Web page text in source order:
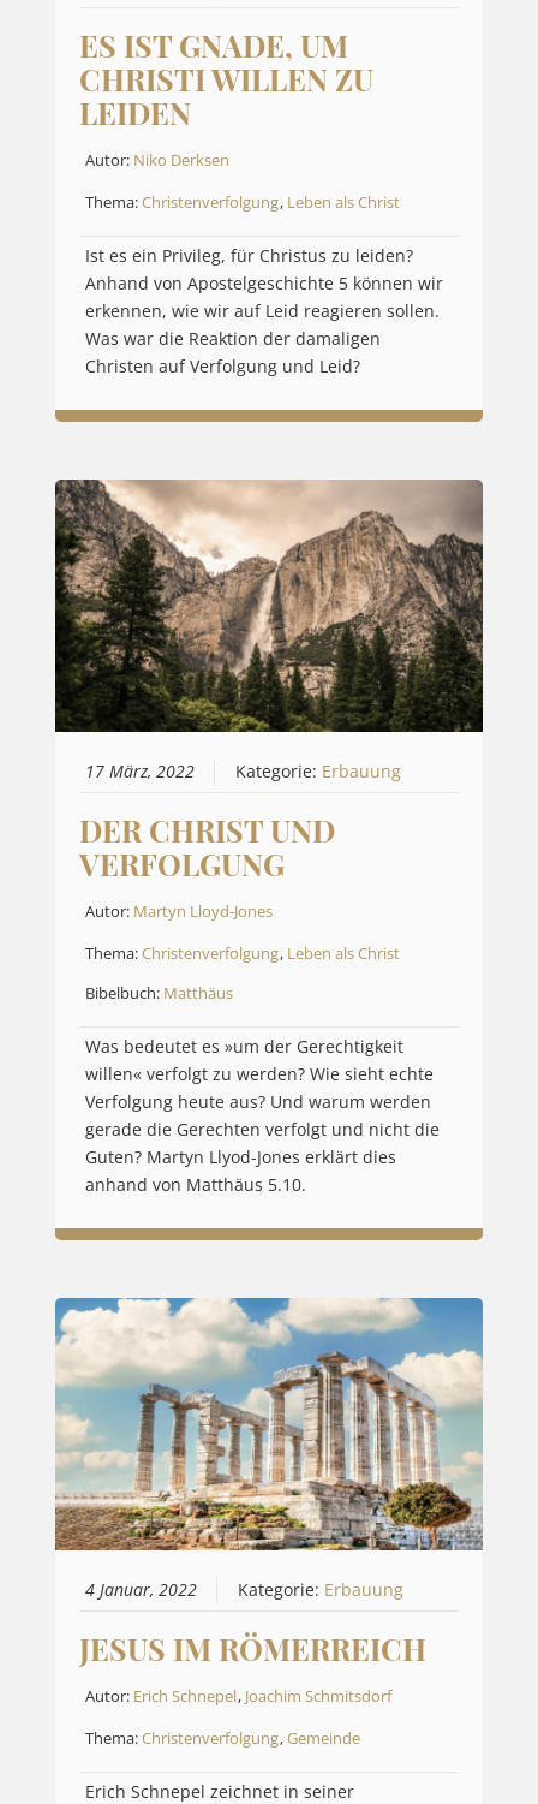
ES IST GNADE, UM
CHRISTI WILLEN ZU
LEIDEN
Autor: Niko Derksen
Thema:Christenverfolgung, Leben als Christ
Ist es ein Privileg, für Christus zu leiden?
Anhand von Apostelgeschichte 5 können wir
erkennen, wie wir auf Leid reagieren sollen.
Was war die Reaktion der damaligen
Christen auf Verfolgung und Leid?
17 März, 2022 Kategorie: Erbauung
DER CHRIST UND
VERFOLGUNG
Autor: Martyn Lloyd-Jones
Thema:Christenverfolgung, Leben als Christ
Bibelbuch: Matthäus
Was bedeutet es »um der Gerechtigkeit
willen« verfolgt zu werden? Wie sieht echte
Verfolgung heute aus? Und warum werden
gerade die Gerechten verfolgt und nicht die
Guten? Martyn Llyod-Jones erklärt dies
anhand von Matthäus 5.10.
4 Januar, 2022 Kategorie: Erbauung
JESUS IM RÖMERREICH
Autor: Erich Schnepel, Joachim Schmitsdorf
Thema:Christenverfolgung,Gemeinde
Erich Schnepel zeichnet in seiner